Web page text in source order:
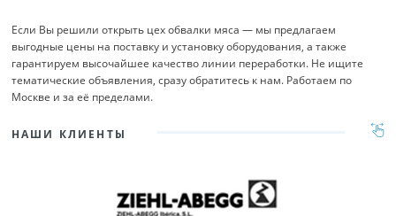
Если Вы решили открыть цех обвалки мяса — мы предлагаем
выгодные цены на поставку и установку оборудования, а также
гарантируем высочайшее качество линии переработки. Не ищите
тематические объявления, сразу обратитесь к нам. Работаем по
Москве и за её пределами.
НАШИ КЛИЕНТЫ